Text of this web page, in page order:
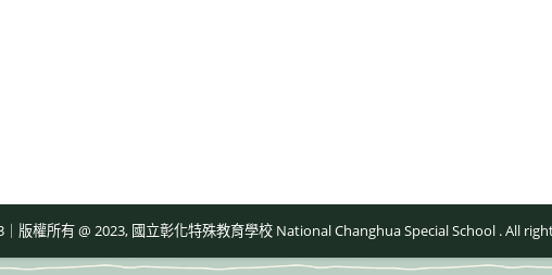
版權所有 @ 2023, 國立彰化特殊教育學校 National Changhua Special School . All right